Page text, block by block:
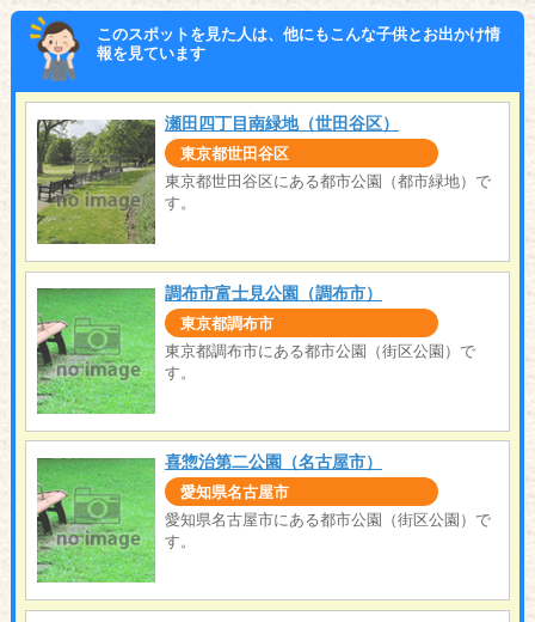
このスポットを見た人は、他にもこんな子供とお出かけ情
報を見ています
瀬田四丁目南緑地（世田谷区）
東京都世田谷区
東京都世田谷区にある都市公園（都市緑地）で
す。
調布市富士見公園（調布市）
東京都調布市
東京都調布市にある都市公園（街区公園）で
す。
喜惣治第二公園（名古屋市）
愛知県名古屋市
愛知県名古屋市にある都市公園（街区公園）で
す。